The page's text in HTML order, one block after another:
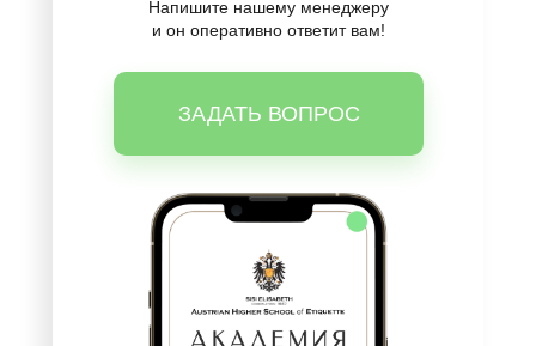
ЗАДАТЬ ВОПРОС
Напишите нашему менеджеру
и он оперативно ответит вам!